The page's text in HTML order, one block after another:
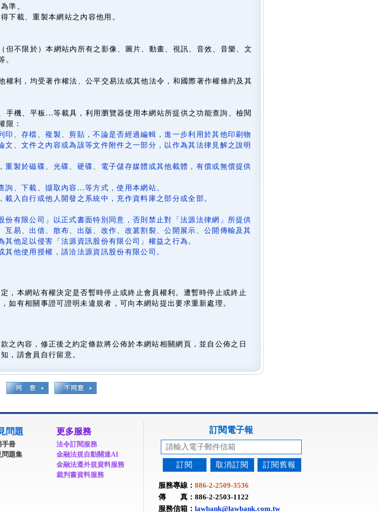
準。
下載、重製本網站之內容他用。
但不限於）本網站內所有之影像、圖片、動畫、視訊、音效、音樂、文
。
權利，均受著作權法、公平交易法或其他法令，和國際著作權條約及其
手機、平板...等載具，利用瀏覽器使用本網站所提供之功能查詢、檢閱
限：
印、存檔、複製、剪貼，不論是否經過編輯，進一步利用於其他印刷物
文、文件之內容或為該等文件附件之一部分，以作為其法律見解之說明
重製於磁碟、光碟、硬碟、電子儲存媒體或其他載體，有償或無償提供
詢、下載、擷取內容…等方式，使用本網站。
載入自行或他人開發之系統中，充作資料庫之部分或全部。
份有限公司」以正式書面特別同意，否則禁止對「法源法律網」所提供
互易、出借、散布、出版、改作、改篡割裂、公開展示、公開傳輸及其
其他足以侵害「法源資訊股份有限公司」權益之行為。
其他使用授權，請洽法源資訊股份有限公司。
，本網站有權決定是否暫時停止或終止會員權利。遭暫時停止或終止
如有相關事證可證明未違規者，可向本網站提出要求重新處理。
之內容，修正後之約定條款將公佈於本網站相關網頁，並自公佈之日
，請會員自行留意。
問題
手冊
問題集
更多服務
法令訂閱服務
金融法規自動關連AI
金融法遵外規資料服務
裁判書資料服務
訂閱電子報
訂閱 取消訂閱 訂閱舊報
服務專線： 886-2-2509-3536
傳 真：886-2-2503-1122
服務信箱： lawbank@lawbank.com.tw